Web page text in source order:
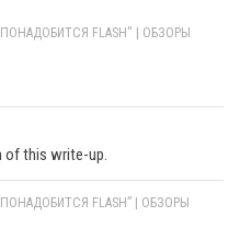
FLASH" | ОБЗОРЫ
of this write-up.
FLASH” | ОБЗОРЫ